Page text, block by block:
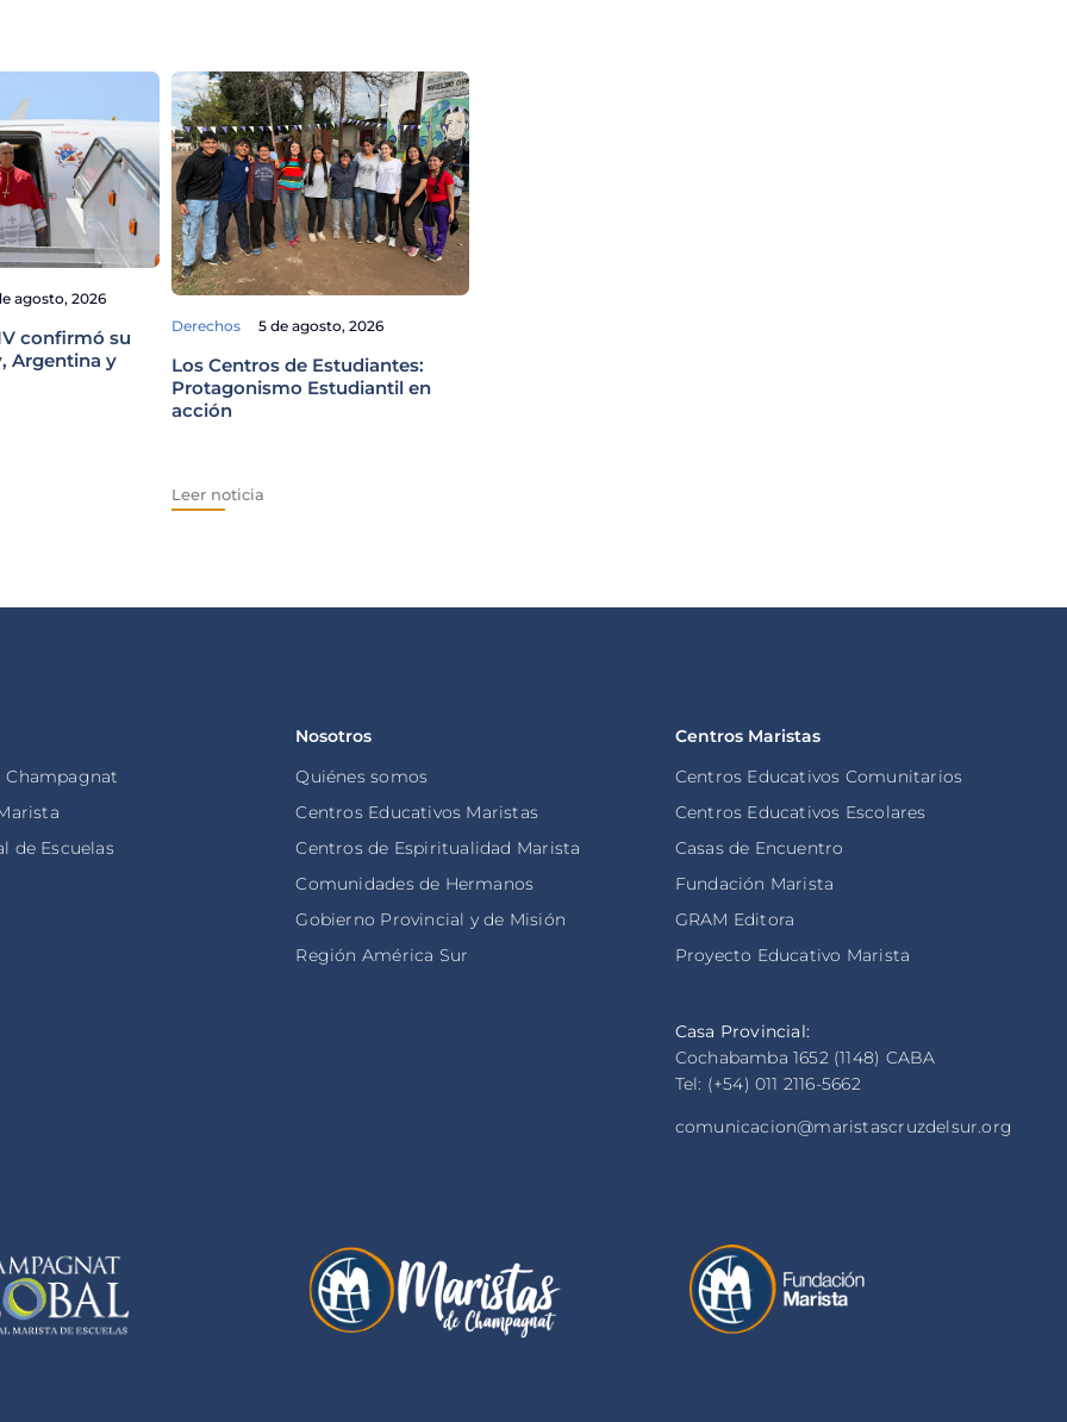
agosto, 2026
confirmó su
Argentina y
Derechos 5 de agosto, 2026
Los Centros de Estudiantes:
Protagonismo Estudiantil en
acción
Leer noticia
Champagnat
de Escuelas
Nosotros
Quiénes somos
Centros Educativos Maristas
Centros de Espiritualidad Marista
Comunidades de Hermanos
Gobierno Provincial y de Misión
Región América Sur
Centros Maristas
Centros Educativos Comunitarios
Centros Educativos Escolares
Casas de Encuentro
Fundación Marista
GRAM Editora
Proyecto Educativo Marista
Casa Provincial:
Cochabamba 1652 (1148) CABA
Tel: (+54) 011 2116-5662
comunicacion@maristascruzdelsur.org